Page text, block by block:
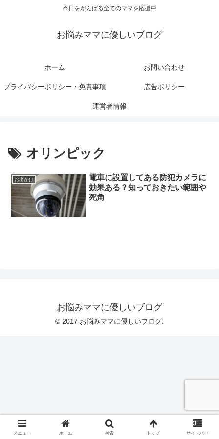
今日をがんばる全てのママを応援中
お悩みママに優しいブログ
ホーム お問い合わせ
プライバシーポリシー・免責事項 広告ポリシー
運営者情報
オリンピック
お出かけ
電車に設置してある防犯カメラに
効果ある？知っておきたい範囲や
死角
お悩みママに優しいブログ
© 2017 お悩みママに優しいブログ.
メニュー ホーム 検索 トップ サイドバー